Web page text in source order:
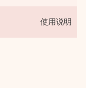
使用说明